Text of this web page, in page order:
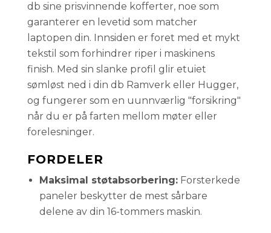
db sine prisvinnende kofferter, noe som
garanterer en levetid som matcher
laptopen din. Innsiden er foret med et mykt
tekstil som forhindrer riper i maskinens
finish. Med sin slanke profil glir etuiet
sømløst ned i din db Ramverk eller Hugger,
og fungerer som en uunnværlig "forsikring"
når du er på farten mellom møter eller
forelesninger.
FORDELER
Maksimal støtabsorbering: Forsterkede
paneler beskytter de mest sårbare
delene av din 16-tommers maskin.